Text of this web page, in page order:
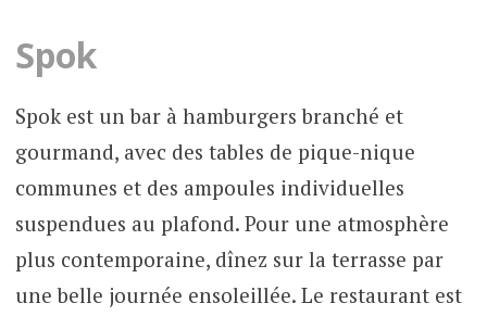
Spok
Spok est un bar à hamburgers branché et
gourmand, avec des tables de pique-nique
communes et des ampoules individuelles
suspendues au plafond. Pour une atmosphère
plus contemporaine, dînez sur la terrasse par
une belle journée ensoleillée. Le restaurant est